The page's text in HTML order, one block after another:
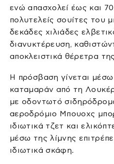
ενώ απασχολεί έως και
πολυτελείς σουίτες του
δεκάδες χιλιάδες
διανυκτέρευση,
αποκλειστικά θέρετρα
Η πρόσβαση γίνεται
καταμαράν από τη
με οδοντωτό
αεροδρόμιο Μπουοχς
ιδιωτικά τζετ και
μέσω της λίμνης
ιδιωτικά σκάφη.